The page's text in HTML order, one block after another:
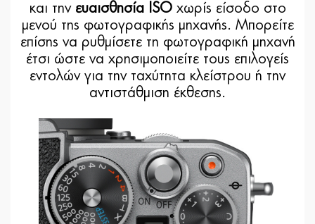
και την ευαισθησία ISOχωρίς είσοδο στο
μενού της φωτογραφικής μηχανής. Μπορείτε
επίσης να ρυθμίσετε τη φωτογραφική μηχανή
έτσι ώστε να χρησιμοποιείτε τους επιλογείς
εντολών για την ταχύτητα κλείστρου ή την
αντιστάθμιση έκθεσης.